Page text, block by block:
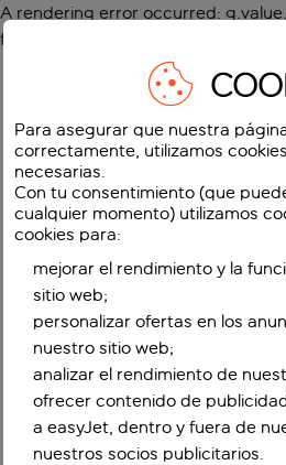
A rendering error occurred:
function
Para asegurar que nuestra
correctamente, utilizamos
necesarias.
Con tu consentimiento (que
cualquier momento) utilizamos
cookies para:
mejorar el rendimiento y la
sitio web;
personalizar ofertas en los
nuestro sitio web;
analizar el rendimiento de
ofrecer contenido de
a easyJet, dentro y fuera de
nuestros socios publicitarios.